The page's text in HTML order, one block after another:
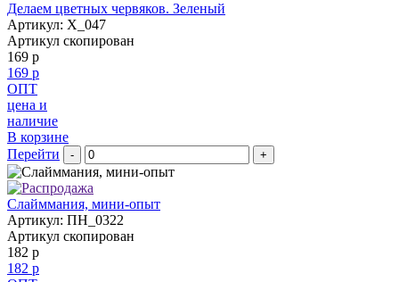
Делаем цветных червяков. Зеленый
Артикул: X_047
Артикул скопирован
169 р
169 р
ОПТ
цена и
наличие
В корзине
Перейти
- +
Слайммания, мини-опыт
Артикул: ПН_0322
Артикул скопирован
182 р
182 р